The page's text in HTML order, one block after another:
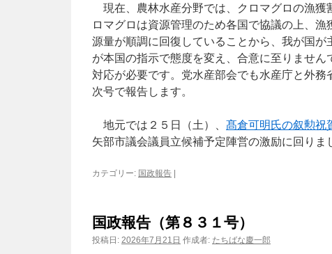
現在、農林水産分野では、クロマグロの漁獲
ロマグロは資源管理のため各国で協議の上、
源量が順調に回復していることから、我が国
が本国の指示で態度を変え、合意に至りませ
対応が必要です。党水産部会でも水産庁と外
次号で報告します。
地元では２５日（土）、 髙倉可明氏の叙勲祝
矢部市議会議員立候補予定陣営の激励に回りま
カテゴリー: 国政報告
国政報告（第８３１号）
投稿日: 2026年7月21日 作成者: たちばな慶一郎